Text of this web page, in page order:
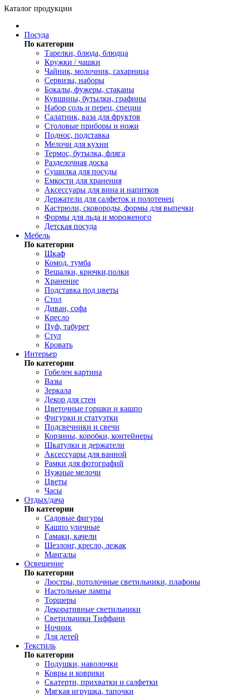
Каталог продукции
Посуда
По категории
Тарелки, блюда, блюдца
Кружки / чашки
Чайник, молочник, сахарница
Сервизы, наборы
Бокалы, фужеры, стаканы
Кувшины, бутылки, графины
Набор соль и перец, специи
Салатник, ваза для фруктов
Столовые приборы и ножи
Поднос, подставка
Мелочи для кухни
Термос, бутылка, фляга
Разделочная доска
Сушилка для посуды
Емкости для хранения
Аксессуары для вина и напитков
Держатели для салфеток и полотенец
Кастрюли, сковороды, формы для выпечки
Формы для льда и мороженого
Детская посуда
Мебель
По категории
Шкаф
Комод, тумба
Вешалки, крючки,полки
Хранение
Подставка под цветы
Стол
Диван, софа
Кресло
Пуф, табурет
Стул
Кровать
Интерьер
По категории
Гобелен картина
Вазы
Зеркала
Декор для стен
Цветочные горшки и кашпо
Фигурки и статуэтки
Подсвечники и свечи
Корзины, коробки, контейнеры
Шкатулки и держатели
Аксессуары для ванной
Рамки для фотографий
Нужные мелочи
Цветы
Часы
Отдых/дача
По категории
Садовые фигуры
Кашпо уличные
Гамаки, качели
Шезлонг, кресло, лежак
Мангалы
Освещение
По категории
Люстры, потолочные светильники, плафоны
Настольные лампы
Торшеры
Декоративные светильники
Светильники Тиффани
Ночник
Для детей
Текстиль
По категории
Подушки, наволочки
Ковры и коврики
Скатерти, прихватки и салфетки
Мягкая игрушка, тапочки